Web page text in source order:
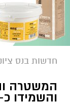
חדשות בנס
המשטרה